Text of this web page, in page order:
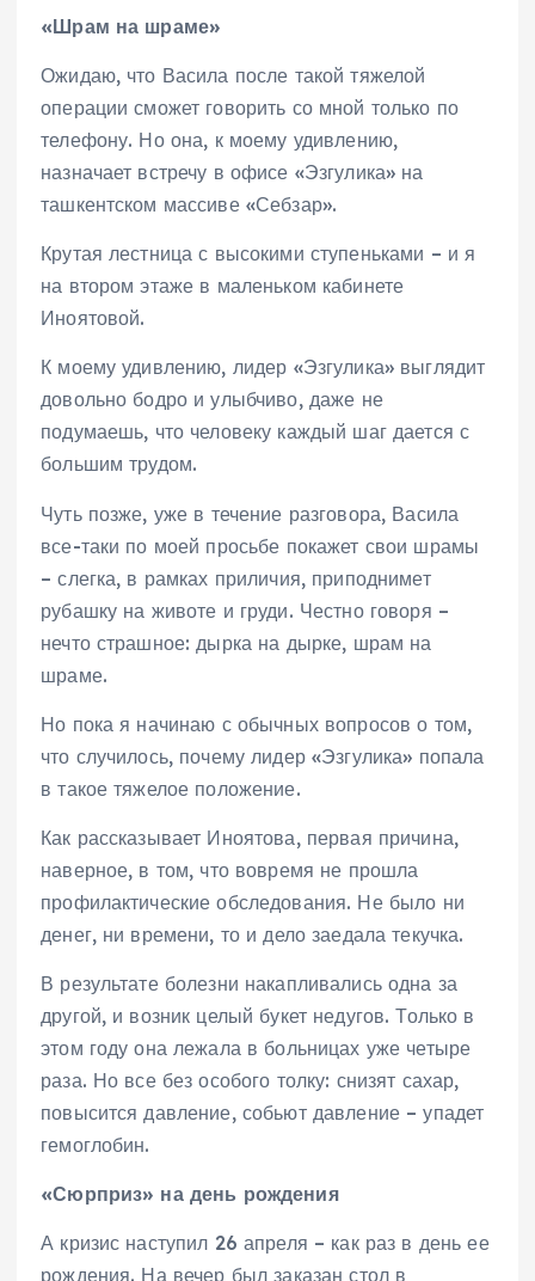
«Шрам на шраме»
Ожидаю, что Васила после такой тяжелой
операции сможет говорить со мной только по
телефону. Но она, к моему удивлению,
назначает встречу в офисе «Эзгулика» на
ташкентском массиве «Себзар».
Крутая лестница с высокими ступеньками – и я
на втором этаже в маленьком кабинете
Иноятовой.
К моему удивлению, лидер «Эзгулика» выглядит
довольно бодро и улыбчиво, даже не
подумаешь, что человеку каждый шаг дается с
большим трудом.
Чуть позже, уже в течение разговора, Васила
все-таки по моей просьбе покажет свои шрамы
– слегка, в рамках приличия, приподнимет
рубашку на животе и груди. Честно говоря –
нечто страшное: дырка на дырке, шрам на
шраме.
Но пока я начинаю с обычных вопросов о том,
что случилось, почему лидер «Эзгулика» попала
в такое тяжелое положение.
Как рассказывает Иноятова, первая причина,
наверное, в том, что вовремя не прошла
профилактические обследования. Не было ни
денег, ни времени, то и дело заедала текучка.
В результате болезни накапливались одна за
другой, и возник целый букет недугов. Только в
этом году она лежала в больницах уже четыре
раза. Но все без особого толку: снизят сахар,
повысится давление, собьют давление – упадет
гемоглобин.
«Сюрприз» на день рождения
А кризис наступил 26 апреля – как раз в день ее
рождения. На вечер был заказан стол в